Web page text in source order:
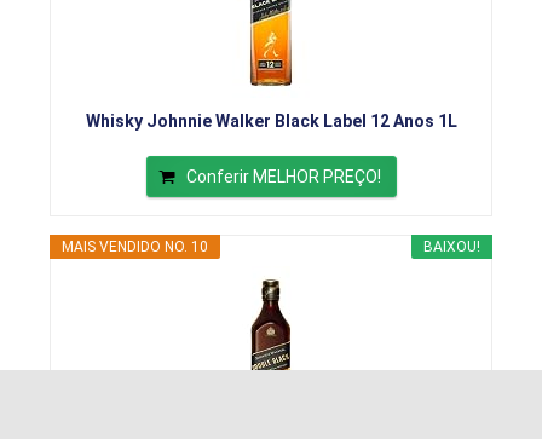
Whisky Johnnie Walker Black Label 12 Anos 1L
Conferir MELHOR PREÇO!
BAIXOU!
MAIS VENDIDO NO. 10